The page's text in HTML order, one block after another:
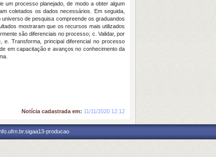
um processo planejado, de modo a obter algum
coletados os dados necessários. Em seguida,
de pesquisa compreende os graduandos
mostraram que os recursos mais utilizados
são diferenciais no processo; c. Validar, por
Transforma, principal diferencial no processo
em capacitação e avanços no conhecimento da
Notícia cadastrada em: 11/11/2020 12:12
producao